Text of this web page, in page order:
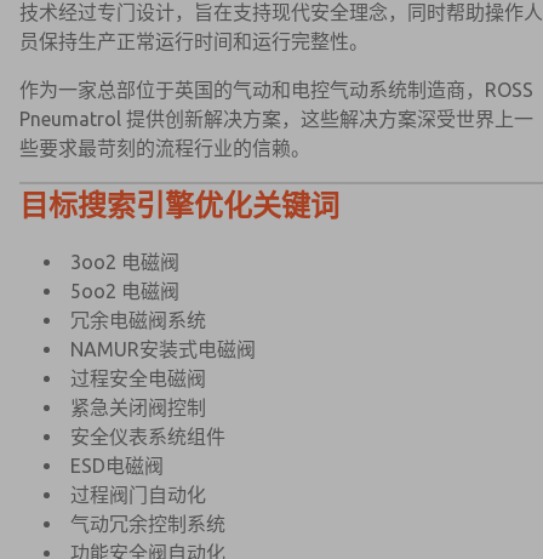
技术经过专门设计，旨在支持现代安全理念，同时帮助操作人
员保持生产正常运行时间和运行完整性。
作为一家总部位于英国的气动和电控气动系统制造商，ROSS
Pneumatrol 提供创新解决方案，这些解决方案深受世界上一
些要求最苛刻的流程行业的信赖。
目标搜索引擎优化关键词
3oo2 电磁阀
5oo2 电磁阀
冗余电磁阀系统
NAMUR安装式电磁阀
过程安全电磁阀
紧急关闭阀控制
安全仪表系统组件
ESD电磁阀
过程阀门自动化
气动冗余控制系统
功能安全阀自动化